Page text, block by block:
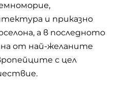
и приказно
а в последното
от най-желаните
с цел